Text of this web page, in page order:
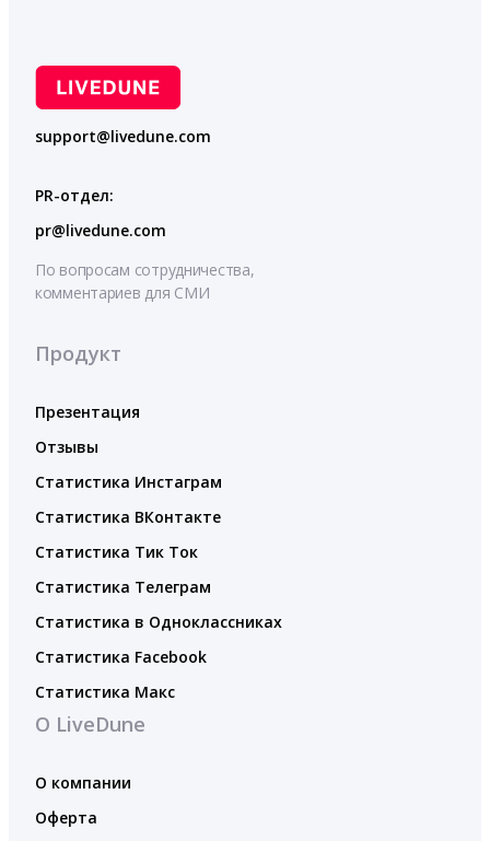
support@livedune.com
PR-отдел:
pr@livedune.com
По вопросам сотрудничества,
комментариев для СМИ
Продукт
Презентация
Отзывы
Статистика Инстаграм
Статистика ВКонтакте
Статистика Тик Ток
Статистика Телеграм
Статистика в Одноклассниках
Статистика Facebook
Статистика Макс
О LiveDune
О компании
Оферта